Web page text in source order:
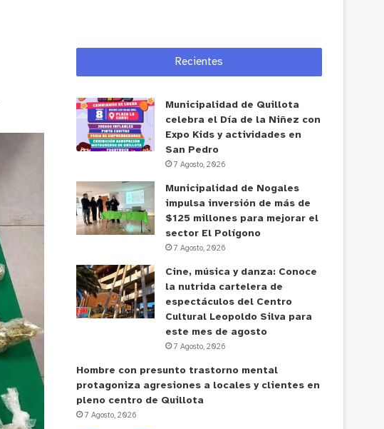
Recientes
Municipalidad de Quillota
celebra el Día de la Niñez con
Expo Kids y actividades en
San Pedro
7 Agosto, 2026
Municipalidad de Nogales
impulsa inversión de más de
$125 millones para mejorar el
sector El Polígono
7 Agosto, 2026
Cine, música y danza: Conoce
la nutrida cartelera de
espectáculos del Centro
Cultural Leopoldo Silva para
este mes de agosto
7 Agosto, 2026
Hombre con presunto trastorno mental
protagoniza agresiones a locales y clientes en
pleno centro de Quillota
7 Agosto, 2026